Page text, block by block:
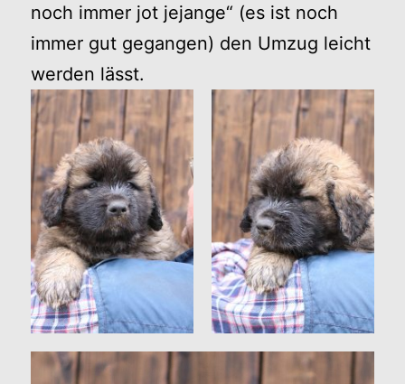
noch immer jot jejange“ (es ist noch
immer gut gegangen) den Umzug leicht
werden lässt.